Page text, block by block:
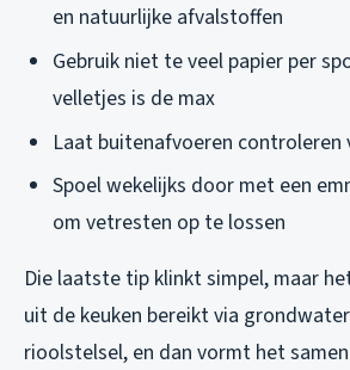
en natuurlijke afvalstoffen
Gebruik niet te veel papier per
velletjes is de max
Laat buitenafvoeren
Spoel wekelijks door met een
om vetresten op te lossen
Die laatste tip klinkt simpel, maar
uit de keuken bereikt via
rioolstelsel, en dan vormt het